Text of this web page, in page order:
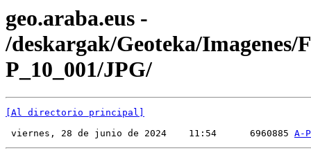
geo.araba.eus -
/deskargak/Geoteka/Imagenes/
P_10_001/JPG/
[Al directorio principal]
viernes, 28 de junio de 2024    11:54      6960885 A-